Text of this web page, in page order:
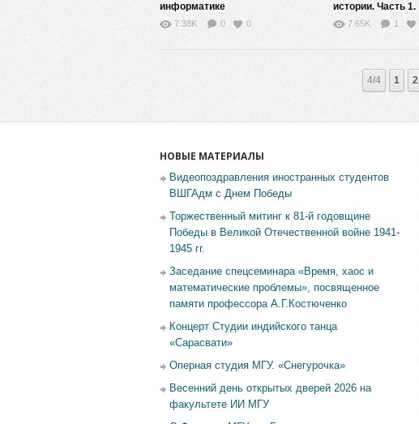
информатике
7.38K 0 0
истории. Часть 1.
7.65K 1
4/4 1 2
НОВЫЕ МАТЕРИАЛЫ
Видеопоздравления иностранных студентов
ВШГАдм с Днем Победы
Торжественный митинг к 81-й годовщине
Победы в Великой Отечественной войне 1941-
1945 гг.
Заседание спецсеминара «Время, хаос и
математические проблемы», посвященное
памяти профессора А.Г.Костюченко
Концерт Студии индийского танца
«Сарасвати»
Оперная студия МГУ. «Снегурочка»
Весенний день открытых дверей 2026 на
факультете ИИ МГУ